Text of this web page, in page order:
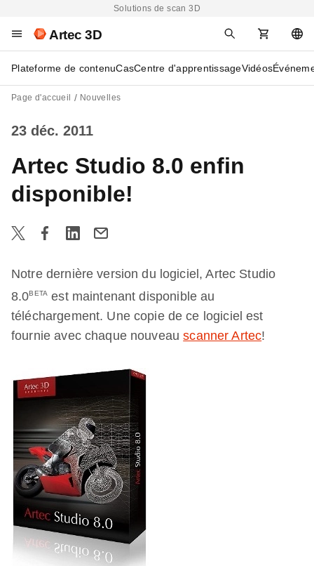
Solutions de scan 3D
Artec 3D
Plateforme de contenuCasCentre d'apprentissageVidéos
Page d'accueil Nouvelles
23 déc. 2011
Artec Studio 8.0 enfin
disponible!
Notre dernière version du logiciel, Artec Studio
8.0BETA est maintenant disponible au
téléchargement. Une copie de ce logiciel est
fournie avec chaque nouveauscanner Artec!